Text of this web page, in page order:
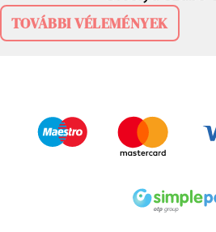
TOVÁBBI VÉLEMÉNYEK